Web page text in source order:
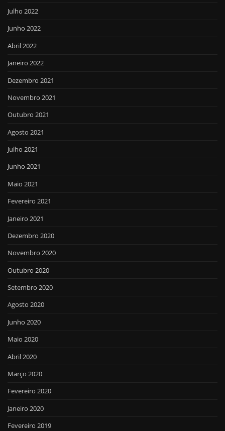
Julho 2022
Junho 2022
Abril 2022
Janeiro 2022
Dezembro 2021
Novembro 2021
Outubro 2021
Agosto 2021
Julho 2021
Junho 2021
Maio 2021
Fevereiro 2021
Janeiro 2021
Dezembro 2020
Novembro 2020
Outubro 2020
Setembro 2020
Agosto 2020
Junho 2020
Maio 2020
Abril 2020
Março 2020
Fevereiro 2020
Janeiro 2020
Fevereiro 2019